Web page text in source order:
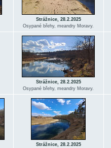
Strážnice, 28.2.2025
Osypané břehy, meandry Moravy.
Strážnice, 28.2.2025
Osypané břehy, meandry Moravy.
Strážnice, 28.2.2025